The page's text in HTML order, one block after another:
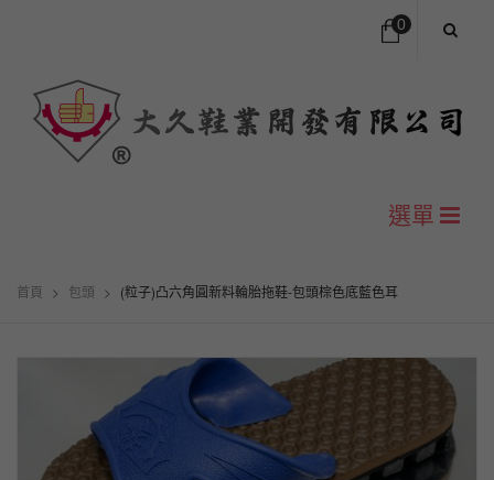
0
選單
首頁
H型包頭拖鞋
Y型夾腳拖鞋
首頁 > 包頭 > (粒子)凸六角圓新料輪胎拖鞋-包頭棕色底藍色耳